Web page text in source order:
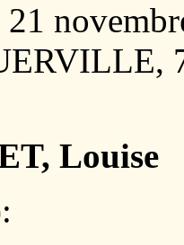
21
Louise
: